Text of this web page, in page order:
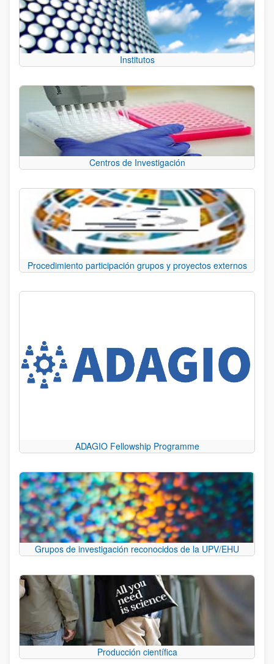
Institutos
Centros de Investigación
Procedimiento participación grupos y proyectos externos
ADAGIO Fellowship Programme
Grupos de investigación reconocidos de la UPV/EHU
Producción científica